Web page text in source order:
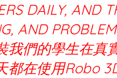
DAILY, AND
AND
我們的學生在真
都在使用Robo